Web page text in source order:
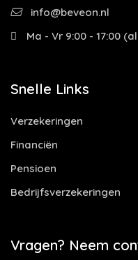
info@beveon.nl
Ma - Vr 9:00 - 17:00
Snelle Links
Verzekeringen
Financiën
Pensioen
Bedrijfsverzekeringen
Vragen? Neem